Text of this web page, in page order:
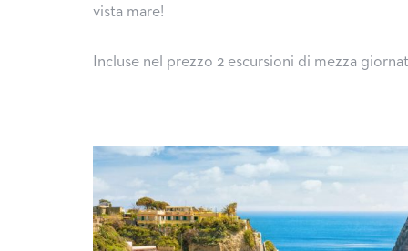
vista mare!
Incluse nel prezzo 2 escursioni di mezza